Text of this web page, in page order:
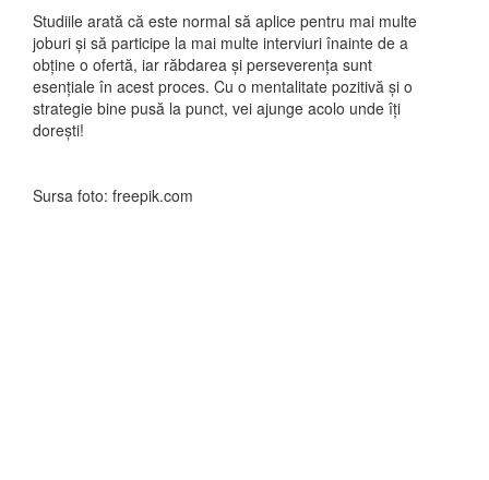
Studiile arată că este normal să aplice pentru mai multe
joburi și să participe la mai multe interviuri înainte de a
obține o ofertă, iar răbdarea și perseverența sunt
esențiale în acest proces. Cu o mentalitate pozitivă și o
strategie bine pusă la punct, vei ajunge acolo unde îți
dorești!
Sursa foto: freepik.com